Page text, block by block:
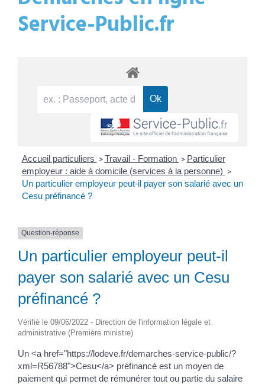
Service-Public.fr
Accueil particuliers > Travail - Formation > Particulier
employeur : aide à domicile (services à la personne) >
Un particulier employeur peut-il payer son salarié avec un
Cesu préfinancé ?
Question-réponse
Un particulier employeur peut-il
payer son salarié avec un Cesu
préfinancé ?
Vérifié le 09/06/2022 - Direction de l'information légale et
administrative (Première ministre)
Un <a href="https://lodeve.fr/demarches-service-public/?
xml=R56788">Cesu</a> préfinancé est un moyen de
paiement qui permet de rémunérer tout ou partie du salaire